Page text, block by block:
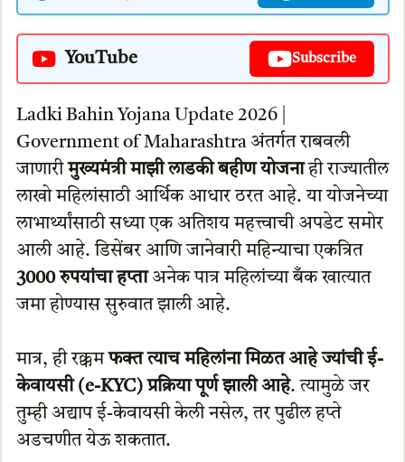
YouTube Subscribe
Ladki Bahin Yojana Update 2026 |
Government of Maharashtra अंतर्गत राबवली
जाणारीमुख्यमंत्री माझी लाडकी बहीण योजनाही राज्यातील
लाखो महिलांसाठी आर्थिक आधार ठरत आहे. या योजनेच्या
लाभार्थ्यांसाठी सध्या एक अतिशय महत्त्वाची अपडेट समोर
आली आहे. डिसेंबर आणि जानेवारी महिन्याचा एकत्रित
3000 रुपयांचा हप्ताअनेक पात्र महिलांच्या बँक खात्यात
जमा होण्यास सुरुवात झाली आहे.
मात्र, ही रक्कमफक्त त्याच महिलांना मिळत आहे ज्यांची ई-
केवायसी (e-KYC) प्रक्रिया पूर्ण झाली आहे. त्यामुळे जर
तुम्ही अद्याप ई-केवायसी केली नसेल, तर पुढील हप्ते
अडचणीत येऊ शकतात.